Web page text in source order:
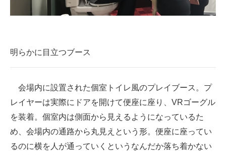
ITエンジニア向け専門サイト
IT製品の技術・比較・事例
製造業のIT導入・活用を支援
モノづくり技術者専門サイト
エレクトロニクス専門サイト
電子設計の基本と応用
明らかに目立つブース
会場内に設置された個室トイレ風のプレイブース。プ
レイヤーは実際にドアを開けて便座に座り、VRゴーグル
を装着。個室内は側面から見えるようになっているた
め、会場内の通路から丸見えという形。便座に座ってい
るのに横を人が通っていくというなんだか落ち着かない